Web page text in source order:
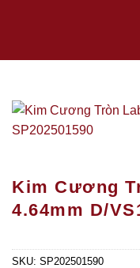
Kim Cương
4.64mm D/
SKU: SP202501590